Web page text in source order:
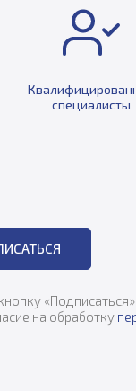
специалисты
на обработку